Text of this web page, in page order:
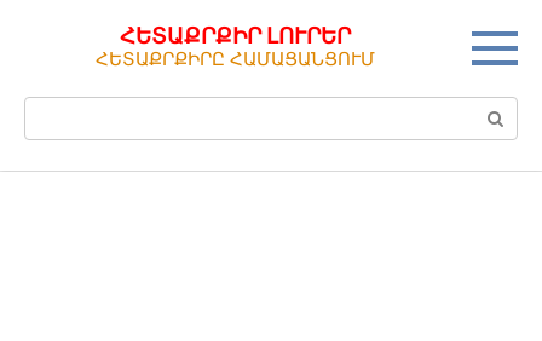
ՀԵՏԱՔՐՔԻՐ ԼՈՒՐԵՐ
ՀԵՏԱՔՐՔԻՐԸ ՀԱՄԱՑԱՆՑՈՒՄ
Поиск: